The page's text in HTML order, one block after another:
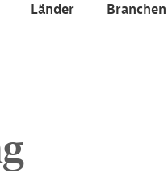
Länder Branchen